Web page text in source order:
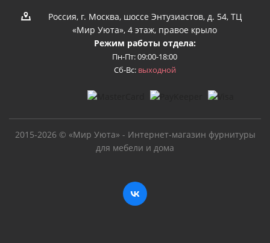
Россия, г. Москва, шоссе Энтузиастов, д. 54, ТЦ
«Мир Уюта», 4 этаж, правое крыло
Режим работы отдела:
Пн-Пт: 09:00-18:00
Сб-Вс: выходной
2015-2026 © «Мир Уюта» - Интернет-магазин фурнитуры
для мебели и дома